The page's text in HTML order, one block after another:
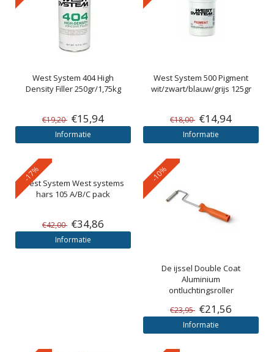
West System 404 High
Density Filler 250gr/1,75kg
€19,20 €15,94
Informatie
West System 500 Pigment
wit/zwart/blauw/grijs 125gr
€18,00 €14,94
Informatie
-17%
West System West systems
hars 105 A/B/C pack
€42,00 €34,86
Informatie
-10%
De ijssel Double Coat
Aluminium
ontluchtingsroller
€23,95 €21,56
Informatie